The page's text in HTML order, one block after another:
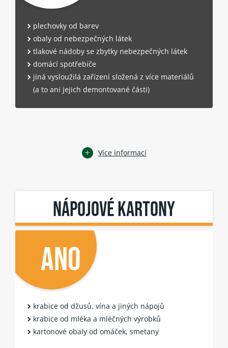
plechovky od barev
obaly od nebezpečných látek
tlakové nádoby se zbytky nebezpečných látek
domácí spotřebiče
jiná vysloužilá zařízení složená z více materiálů
(a to ani jejich demontované části)
Více informací
NÁPOJOVÉ KARTONY
ANO
krabice od džusů, vína a jiných nápojů
krabice od mléka a mléčných výrobků
kartonové obaly od omáček, smetany